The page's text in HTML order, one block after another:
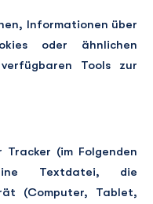
Informationen über
oder ähnlichen
Tools zur
(im Folgenden
Textdatei, die
(Computer, Tablet,